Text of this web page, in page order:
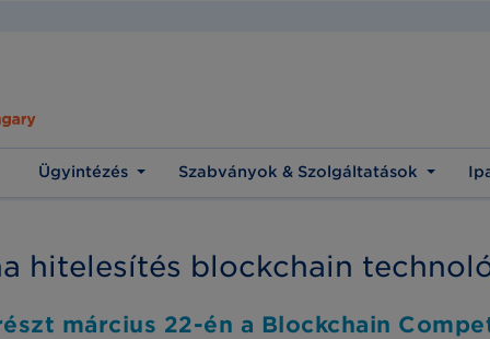
Ügyintézés Szabványok & Szolgáltatások
hitelesítés blockchain
március 22-én a Blockchain